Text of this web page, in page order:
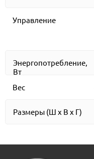
Управление
Энергопотребление,
Вт
Вес
Размеры (Ш x В x Г)